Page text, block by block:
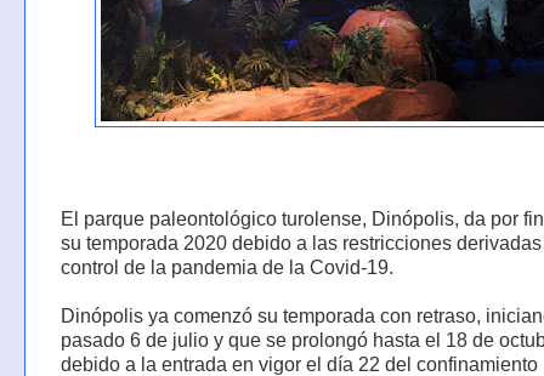
El parque paleontológico turolense, Dinópolis, da por
su temporada 2020 debido a las restricciones
control de la pandemia de la Covid-19.
Dinópolis ya comenzó su temporada con retraso,
pasado 6 de julio y que se prolongó hasta el 18 de
debido a la entrada en vigor el día 22 del confinamiento